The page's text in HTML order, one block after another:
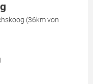
(36km von